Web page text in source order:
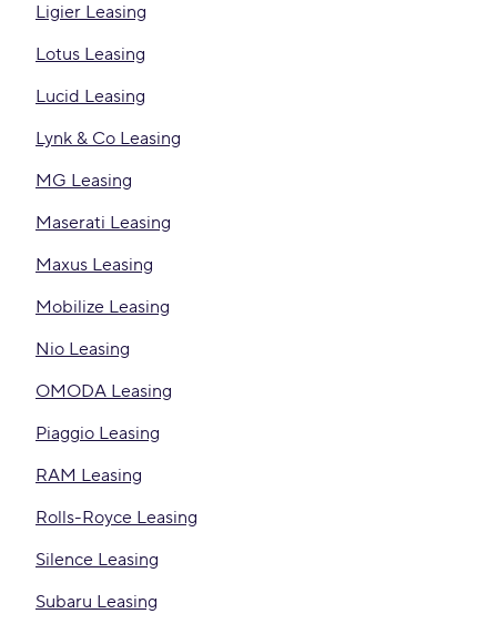
Ligier Leasing
Lotus Leasing
Lucid Leasing
Lynk & Co Leasing
MG Leasing
Maserati Leasing
Maxus Leasing
Mobilize Leasing
Nio Leasing
OMODA Leasing
Piaggio Leasing
RAM Leasing
Rolls-Royce Leasing
Silence Leasing
Subaru Leasing